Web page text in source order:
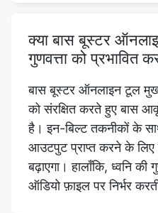
को संरक्षित करते हुए बास
है। इन-बिल्ट तकनीकों के
आउटपुट प्राप्त करने के लिए
बढ़ाएगा। हालाँकि, ध्वनि की
ऑडियो फ़ाइल पर निर्भर
क्या बास बूस्टर टूल सभी